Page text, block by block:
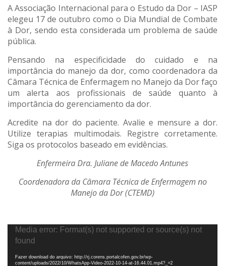
A Associação Internacional para o Estudo da Dor – IASP
elegeu 17 de outubro como o Dia Mundial de Combate
à Dor, sendo esta considerada um problema de saúde
pública.
Pensando na especificidade do cuidado e na
importância do manejo da dor, como coordenadora da
Câmara Técnica de Enfermagem no Manejo da Dor faço
um alerta aos profissionais de saúde quanto à
importância do gerenciamento da dor.
Acredite na dor do paciente. Avalie e mensure a dor.
Utilize terapias multimodais. Registre corretamente.
Siga os protocolos baseado em evidências.
Enfermeira Dra. Juliane de Macedo Antunes
Coordenadora da Câmara Técnica de Enfermagem no
Manejo da Dor (CTEMD)
Tocador
Media error: Format(s) not supported or source(s) not
found
Fazer download do arquivo: http://rj.corens.portalcofen.gov.br/wp-
content/uploads/2022/10/WhatsApp-Video-2022-10-14-at-16.44.01.mp4?_=2